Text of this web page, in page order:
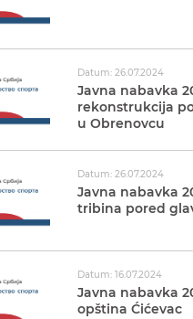
Datum: 26.07.2024
Javna nabavka
rekonstrukcija
u Obrenovcu
Datum: 26.07.2024
Javna nabavka
tribina pored
Datum: 16.07.2024
Javna nabavka
opština Ćićevac